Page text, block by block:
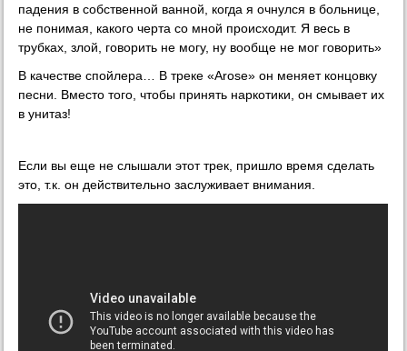
падения в собственной ванной, когда я очнулся в больнице,
не понимая, какого черта со мной происходит. Я весь в
трубках, злой, говорить не могу, ну вообще не мог говорить»
В качестве спойлера… В треке «Arose» он меняет концовку
песни. Вместо того, чтобы принять наркотики, он смывает их
в унитаз!
Если вы еще не слышали этот трек, пришло время сделать
это, т.к. он действительно заслуживает внимания.